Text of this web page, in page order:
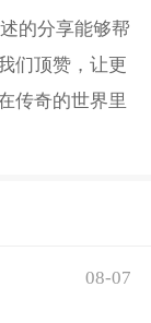
的分享能够帮
们顶赞，让更
传奇的世界里
08-07